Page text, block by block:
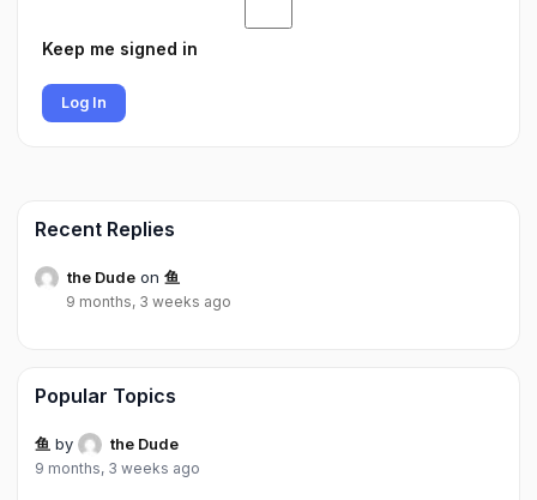
Keep me signed in
Log In
Recent Replies
the Dude on 鱼
9 months, 3 weeks ago
Popular Topics
鱼 by the Dude
9 months, 3 weeks ago